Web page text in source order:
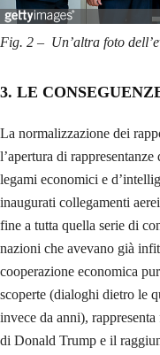
Fig. 2 – Un’altra foto
3. LE
La normalizzazione dei
l’apertura di
legami economici e
inaugurati collegamenti
fine a tutta quella serie di
nazioni che avevano già
cooperazione economica
scoperte (dialoghi dietro le
invece da anni),
di Donald Trump e il